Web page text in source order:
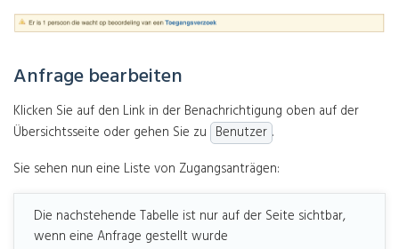
Anfrage bearbeiten
Klicken Sie auf den Link in der Benachrichtigung oben auf der
Übersichtsseite oder gehen Sie zu Benutzer .
Sie sehen nun eine Liste von Zugangsanträgen:
Die nachstehende Tabelle ist nur auf der Seite sichtbar,
wenn eine Anfrage gestellt wurde